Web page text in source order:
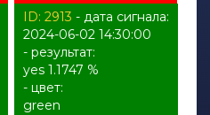
ID: 2913 - дата сигнала:
2024-06-02 14:30:00
- результат:
yes 1.1747 %
- цвет:
green